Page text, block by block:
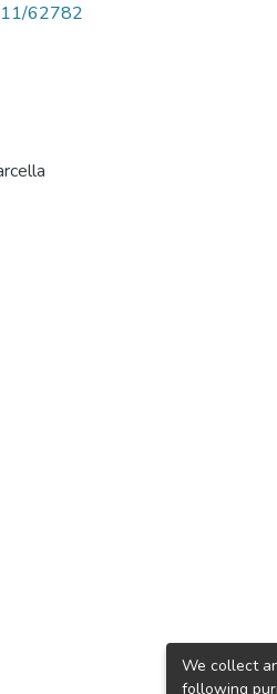
62782
We collect
following